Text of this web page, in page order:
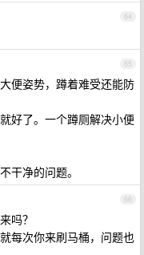
64
65
便姿势，蹲着难受还能防
好了。一个蹲厕解决小便
干净的问题。
66
吗？
每次你来刷马桶，问题也